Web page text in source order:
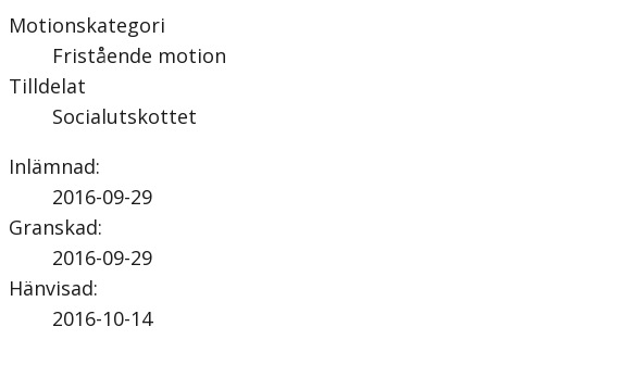
Motionskategori
Fristående motion
Tilldelat
Socialutskottet
Inlämnad:
2016-09-29
Granskad:
2016-09-29
Hänvisad:
2016-10-14